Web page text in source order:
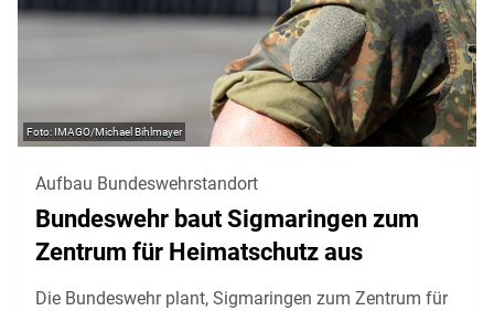
IMAGO/Michael Bihlmayer
Aufbau Bundeswehrstandort
Bundeswehr baut Sigmaringen zum
Zentrum für Heimatschutz aus
Die Bundeswehr plant, Sigmaringen zum Zentrum für